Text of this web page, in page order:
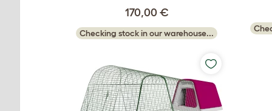
170,00 €
Checking stock in our warehouse...